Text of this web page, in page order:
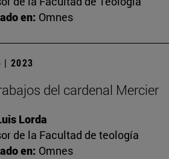
en: Omnes
| 2023
del cardenal Mercier
Lorda
de la Facultad de teología
en: Omnes